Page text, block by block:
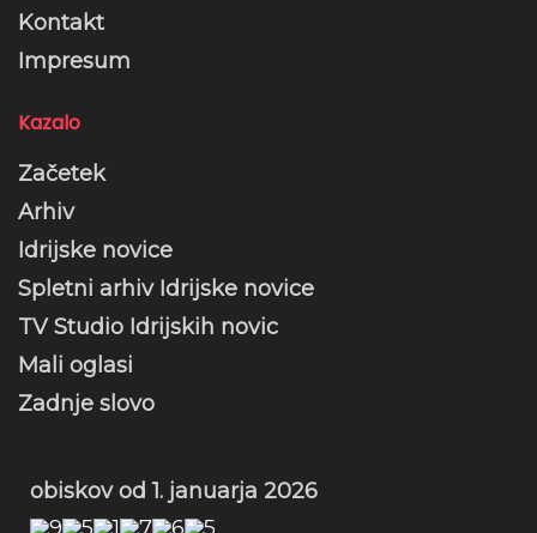
Kontakt
Impresum
Kazalo
Začetek
Arhiv
Idrijske novice
Spletni arhiv Idrijske novice
TV Studio Idrijskih novic
Mali oglasi
Zadnje slovo
obiskov od 1. januarja 2026